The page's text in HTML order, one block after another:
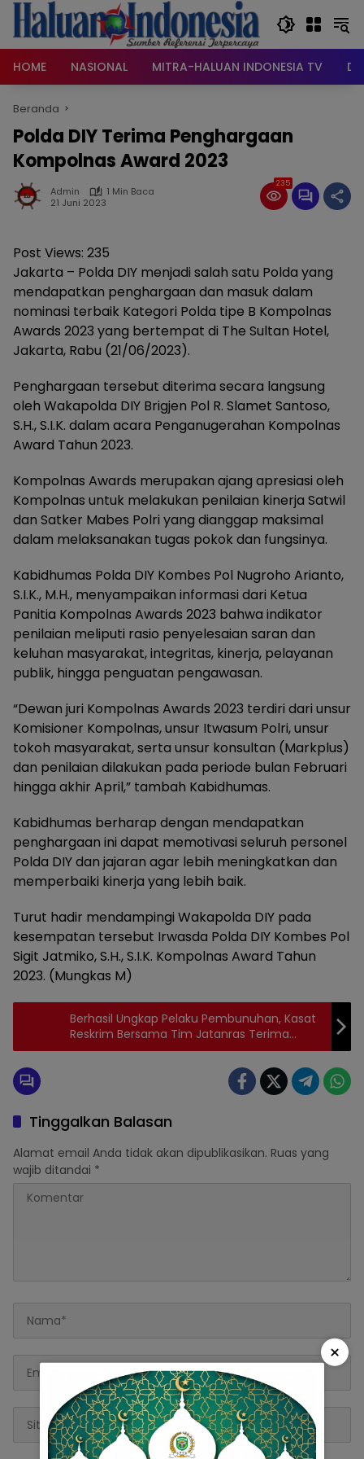
Langsung
konten
HOME
NASIONAL MITRA-HALUAN INDONESIA TV
Beranda
Polda DIY Terima Penghargaan
Kompolnas Award 2023
Admin
1 Min Baca
21 Juni 2023
235
Post Views: 235
Jakarta – Polda DIY menjadi salah satu Polda yang
mendapatkan penghargaan dan masuk dalam
nominasi terbaik Kategori Polda tipe B Kompolnas
Awards 2023 yang bertempat di The Sultan Hotel,
Jakarta, Rabu (21/06/2023).
Penghargaan tersebut diterima secara langsung
oleh Wakapolda DIY Brigjen Pol R. Slamet Santoso,
S.H., S.I.K. dalam acara Penganugerahan Kompolnas
Award Tahun 2023.
Kompolnas Awards merupakan ajang apresiasi oleh
Kompolnas untuk melakukan penilaian kinerja Satwil
dan Satker Mabes Polri yang dianggap maksimal
dalam melaksanakan tugas pokok dan fungsinya.
Kabidhumas Polda DIY Kombes Pol Nugroho Arianto,
S.I.K., M.H., menyampaikan informasi dari Ketua
Panitia Kompolnas Awards 2023 bahwa indikator
penilaian meliputi rasio penyelesaian saran dan
keluhan masyarakat, integritas, kinerja, pelayanan
publik, hingga penguatan pengawasan.
“Dewan juri Kompolnas Awards 2023 terdiri dari unsur
Komisioner Kompolnas, unsur Itwasum Polri, unsur
tokoh masyarakat, serta unsur konsultan (Markplus)
dan penilaian dilakukan pada periode bulan Februari
hingga akhir April,” tambah Kabidhumas.
Kabidhumas berharap dengan mendapatkan
penghargaan ini dapat memotivasi seluruh personel
Polda DIY dan jajaran agar lebih meningkatkan dan
memperbaiki kinerja yang lebih baik.
Turut hadir mendampingi Wakapolda DIY pada
kesempatan tersebut Irwasda Polda DIY Kombes Pol
Sigit Jatmiko, S.H., S.I.K. Kompolnas Award Tahun
2023. (Mungkas M)
Berhasil Ungkap Pelaku Pembunuhan, Kasat
Reskrim Bersama Tim Jatanras Terima
Penghargaan Bupati Simalungun
Tinggalkan Balasan
Alamat email Anda tidak akan dipublikasikan. Ruas yang
wajib ditandai *
×